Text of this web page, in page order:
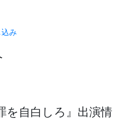
み
を自白しろ』出演情